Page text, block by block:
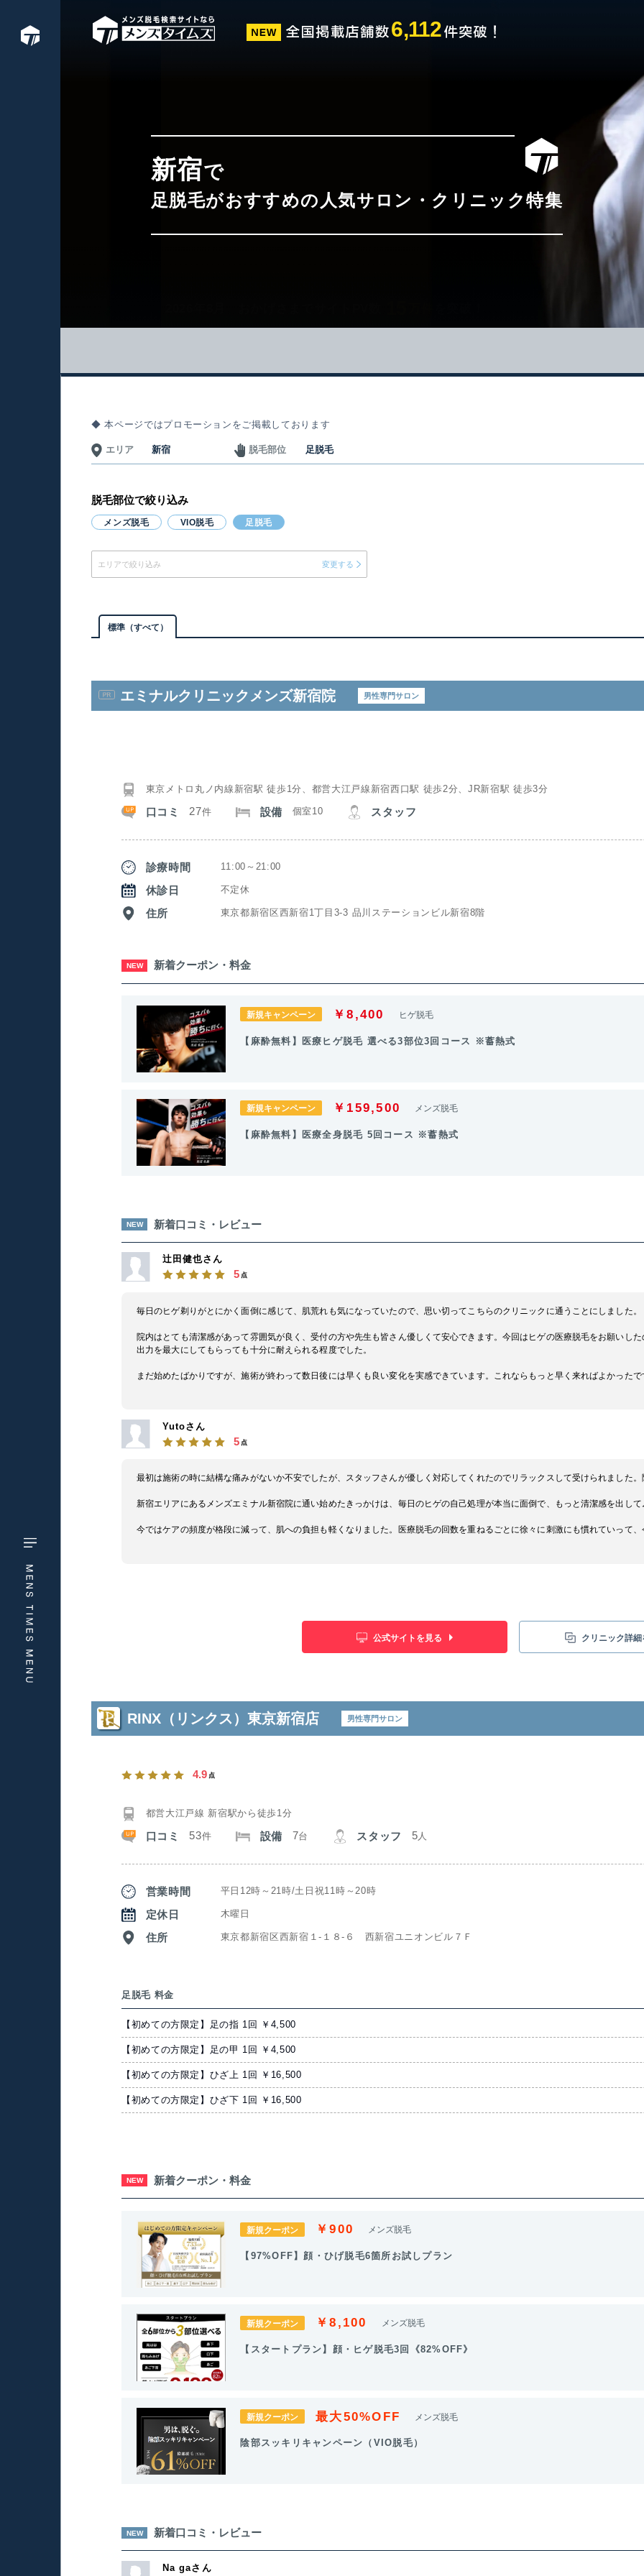
6,112
新宿で
足脱毛がおすすめの人気サロン・クリニック特集
◆ 本ページではプロモーションをご掲載しております
エリア 新宿 脱毛部位 足脱毛
脱毛部位で絞り込み
メンズ脱毛 VIO脱毛 足脱毛
エリアで絞り込み 変更する
標準（すべて）
エミナルクリニックメンズ新宿院 男性専門サロン
東京メトロ丸ノ内線新宿駅 徒歩1分、都営大江戸線新宿西口駅 徒歩2分、JR新宿駅 徒歩3分
口コミ 27件 設備 個室10 スタッフ
診療時間 11:00～21:00
休診日 不定休
住所 東京都新宿区西新宿1丁目3-3 品川ステーションビル新宿8階
NEW 新着クーポン・料金
新規キャンペーン ￥8,400 ヒゲ脱毛
【麻酔無料】医療ヒゲ脱毛 選べる3部位3回コース ※蓄熱式
新規キャンペーン ￥159,500 メンズ脱毛
【麻酔無料】医療全身脱毛 5回コース ※蓄熱式
NEW 新着口コミ・レビュー
辻田健也さん
5 点
毎日のヒゲ剃りがとにかく面倒に感じて、肌荒れも気になっていたので、思い切ってこちらのクリニックに通うことにしました。
院内はとても清潔感があって雰囲気が良く、受付の方や先生も皆さん優しくて安心できます。今回はヒゲの医療脱毛をお願いし
出力を最大にしてもらっても十分に耐えられる程度でした。
まだ始めたばかりですが、施術が終わって数日後には早くも良い変化を実感できています。これならもっと早く来ればよかったで
Yutoさん
5 点
最初は施術の時に結構な痛みがないか不安でしたが、スタッフさんが優しく対応してくれたのでリラックスして受けられました
新宿エリアにあるメンズエミナル新宿院に通い始めたきっかけは、毎日のヒゲの自己処理が本当に面倒で、もっと清潔感を出し
今ではケアの頻度が格段に減って、肌への負担も軽くなりました。医療脱毛の回数を重ねるごとに徐々に刺激にも慣れていって
公式サイトを見る クリニック詳
RINX（リンクス）東京新宿店 男性専門サロン
4.9 点
都営大江戸線 新宿駅から徒歩1分
口コミ 53件 設備 7台 スタッフ 5人
営業時間 平日12時～21時/土日祝11時～20時
定休日 木曜日
住所 東京都新宿区西新宿１‐１８‐６ 西新宿ユニオンビル７Ｆ
足脱毛 料金
【初めての方限定】足の指 1回 ￥4,500
【初めての方限定】足の甲 1回 ￥4,500
【初めての方限定】ひざ上 1回 ￥16,500
【初めての方限定】ひざ下 1回 ￥16,500
NEW 新着クーポン・料金
新規クーポン ￥900 メンズ脱毛
【97%OFF】顔・ひげ脱毛6箇所お試しプラン
新規クーポン ￥8,100 メンズ脱毛
【スタートプラン】顔・ヒゲ脱毛3回《82%OFF》
新規クーポン 最大50%OFF メンズ脱毛
陰部スッキリキャンペーン（VIO脱毛）
NEW 新着口コミ・レビュー
Na gaさん